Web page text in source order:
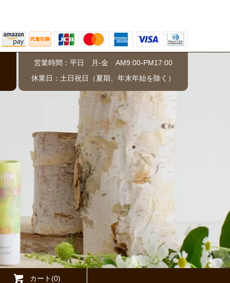
営業時間：平日 月-金 AM9:00-PM17:00
休業日：土日祝日（夏期、年末年始を除く）
カート(0)